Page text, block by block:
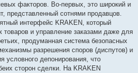
факторов. Во-первых, это широкий и
представленный сотнями продавцов.
интерфейс KRAKEN, который
товаров и управление заказами даже для
продуманная система безопасных
разрешения споров (диспутов) и
условного депонирования, что
сторон сделки. На KRAKEN